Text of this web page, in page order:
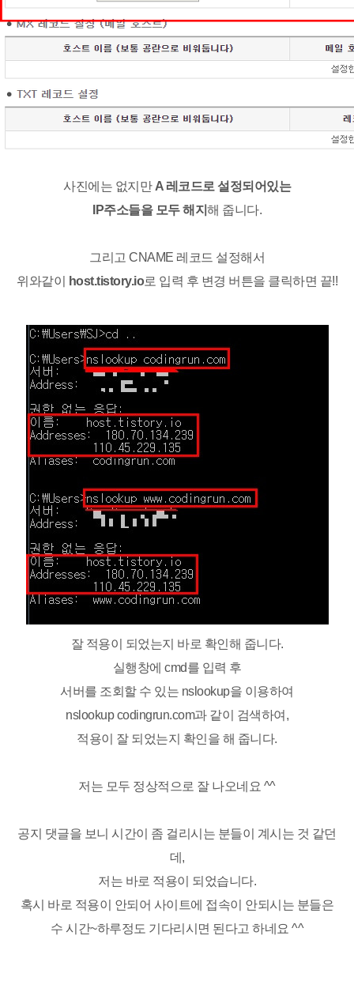
사진에는 없지만 A 레코드로 설정되어있는
IP주소들을 모두 해지 해 줍니다.
그리고 CNAME 레코드 설정해서
위와같이
host.tistory.io로 입력 후 변경 버튼을 클릭하면 끝!!
잘 적용이 되었는지 바로 확인해 줍니다.
실행창에 cmd를 입력 후
서버를 조회할 수 있는 nslookup을 이용하여
nslookup codingrun.com과 같이 검색하여,
적용이 잘 되었는지 확인을 해 줍니다.
저는 모두 정상적으로 잘 나오네요 ^^
공지 댓글을 보니 시간이 좀 걸리시는 분들이 계시는 것 같던
데,
저는 바로 적용이 되었습니다.
혹시 바로 적용이 안되어 사이트에 접속이 안되시는 분들은
수 시간~하루정도 기다리시면 된다고 하네요 ^^